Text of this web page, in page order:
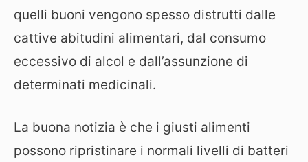
quelli buoni vengono spesso distrutti dalle
cattive abitudini alimentari, dal consumo
eccessivo di alcol e dall’assunzione di
determinati medicinali.
La buona notizia è che i giusti alimenti
possono ripristinare i normali livelli di batteri